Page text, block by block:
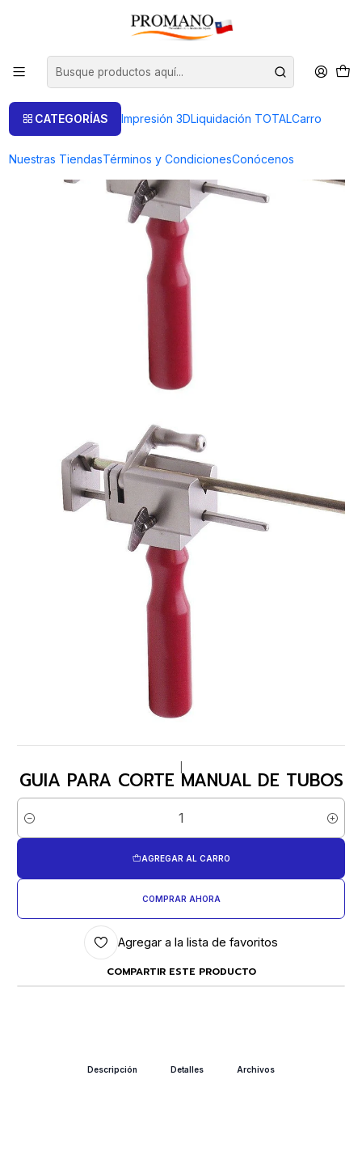
CATEGORÍAS Impresión 3DLiquidación TOTALCarro
Nuestras TiendasTérminos y CondicionesConócenos
Liquidación TOTAL Soporte y Perforación
GUIA PARA CORTE MANUAL DE TUBOS
GUIA PARA CORTE MANUAL DE TUBOS
Cantidad
AGREGAR AL CARRO
COMPRAR AHORA
Agregar a la lista de favoritos
COMPARTIR ESTE PRODUCTO
Descripción Detalles Archivos